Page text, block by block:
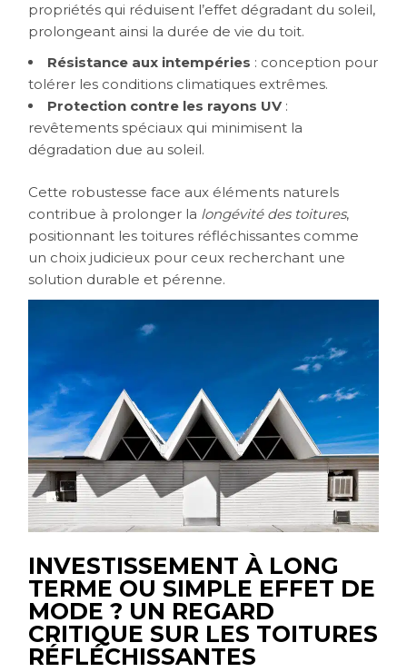
propriétés qui réduisent l’effet dégradant du soleil,
prolongeant ainsi la durée de vie du toit.
Résistance aux intempéries : conception pour
tolérer les conditions climatiques extrêmes.
Protection contre les rayons UV :
revêtements spéciaux qui minimisent la
dégradation due au soleil.
Cette robustesse face aux éléments naturels
contribue à prolonger la longévité des toitures,
positionnant les toitures réfléchissantes comme
un choix judicieux pour ceux recherchant une
solution durable et pérenne.
INVESTISSEMENT À LONG
TERME OU SIMPLE EFFET DE
MODE ? UN REGARD
CRITIQUE SUR LES TOITURES
RÉFLÉCHISSANTES